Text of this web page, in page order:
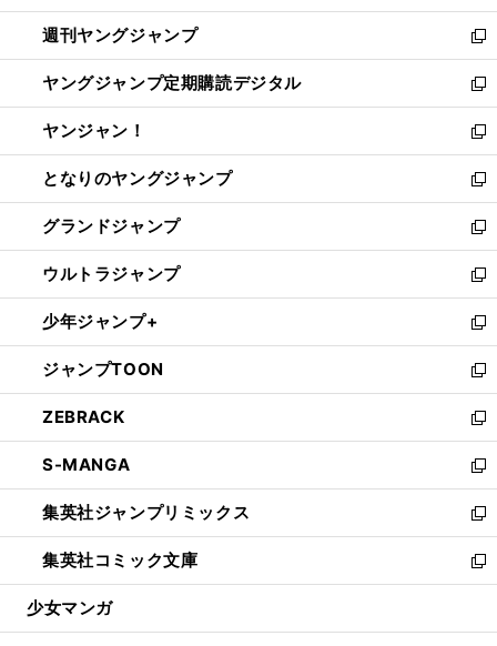
開
く
ウ
で
開
く
ン
ド
ウ
で
開
く
ウ
ィ
ン
ド
ウ
で
開
く
週刊ヤングジャンプ
新
し
い
ウ
ィ
ン
ド
ウ
で
開
く
ヤングジャンプ定期購読デジタル
新
し
い
ウ
ィ
ン
ド
ウ
で
開
く
ヤンジャン！
新
し
い
ウ
ィ
ン
ド
ウ
で
開
く
となりのヤングジャンプ
新
し
い
ウ
ィ
ン
ド
ウ
で
開
く
グランドジャンプ
新
し
い
ウ
ィ
ン
ド
ウ
で
開
く
ウルトラジャンプ
新
し
い
ウ
ィ
ン
ド
ウ
で
開
く
少年ジャンプ+
新
し
い
ウ
ィ
ン
ド
ウ
で
開
く
ジャンプTOON
新
し
い
ウ
ィ
ン
ド
ウ
で
開
ZEBRACK
新
し
い
ウ
ィ
ン
ド
ウ
開
S-MANGA
新
し
い
ウ
ィ
ン
ウ
集英社ジャンプリミックス
新
し
い
ウ
ン
集英社コミック文庫
新
し
ウ
少女マンガ